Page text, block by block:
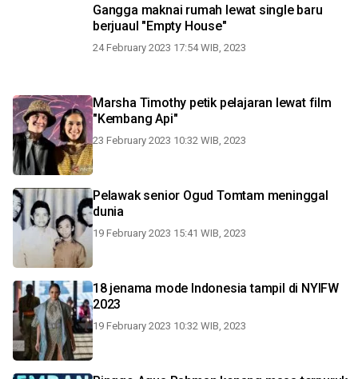
Gangga maknai rumah lewat single baru
berjuaul "Empty House"
24 February 2023 17:54 WIB, 2023
Marsha Timothy petik pelajaran lewat film
"Kembang Api"
23 February 2023 10:32 WIB, 2023
Pelawak senior Ogud Tomtam meninggal
dunia
19 February 2023 15:41 WIB, 2023
18 jenama mode Indonesia tampil di NYIFW
2023
19 February 2023 10:32 WIB, 2023